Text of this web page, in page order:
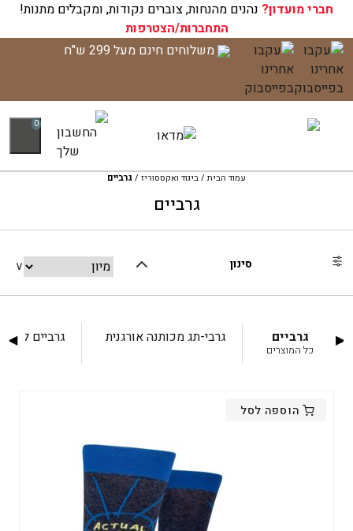
חברי מועדון? נהנים מהנחות, צוברים נקודות, ומקבלים מתנות!
התחברות/הצטרפות
דלג
לתוכן
משלוחים חינם מעל 299 ש"ח
0
עגלת הקניות שלך ריקה כעת!
עמוד הבית/ביגוד ואקססוריז/ גרביים
גרביים
סינון
◀ גרביים
כל המוצרים
גרבי-תג מכותנה אורגנית גרביים ▶
הוספה לסל